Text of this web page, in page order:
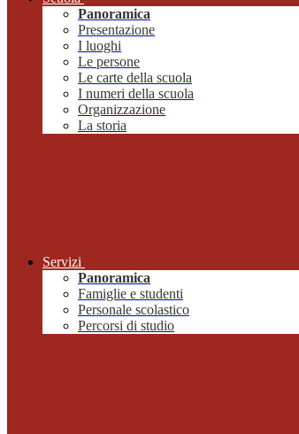
Panoramica
Presentazione
I luoghi
Le persone
Le carte della scuola
I numeri della scuola
Organizzazione
La storia
Servizi
Panoramica
Famiglie e studenti
Personale scolastico
Percorsi di studio